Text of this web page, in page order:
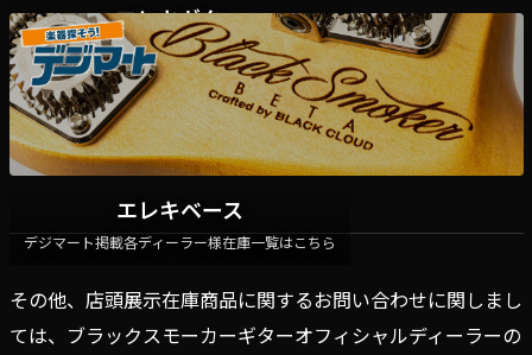
エレキギター
デジマート掲載各ディーラー様在庫一覧はこちら
エレキベース
デジマート掲載各ディーラー様在庫一覧はこちら
その他、店頭展示在庫商品に関するお問い合わせに関しまし
ては、ブラックスモーカーギターオフィシャルディーラーの